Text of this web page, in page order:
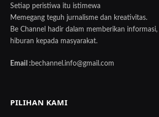
Setiap peristiwa itu istimewa
Memegang teguh jurnalisme dan kreativitas.
Be Channel hadir dalam memberikan informasi,
hiburan kepada masyarakat.
Email : bechannel.info@gmail.com
PILIHAN KAMI